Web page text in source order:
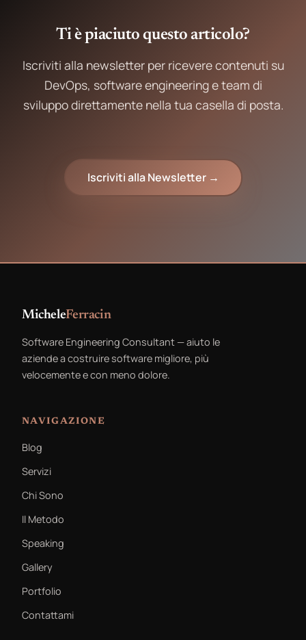
Ti è piaciuto questo articolo?
Iscriviti alla newsletter per ricevere contenuti su
DevOps, software engineering e team di
sviluppo direttamente nella tua casella di posta.
Iscriviti alla Newsletter →
MicheleFerracin
Software Engineering Consultant — aiuto le
aziende a costruire software migliore, più
velocemente e con meno dolore.
NAVIGAZIONE
Blog
Servizi
Chi Sono
Il Metodo
Speaking
Gallery
Portfolio
Contattami